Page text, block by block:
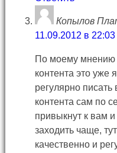
Копылов
11.09.2012 в 22:03
По моему мнению
контента это уже
регулярно
контента сам по
привыкнут к вам
заходить чаще,
качественно и